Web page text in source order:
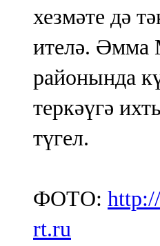
хезмәте дә
ителә.
районында
теркәүгә
түгел.
ФОТО:
rt.ru